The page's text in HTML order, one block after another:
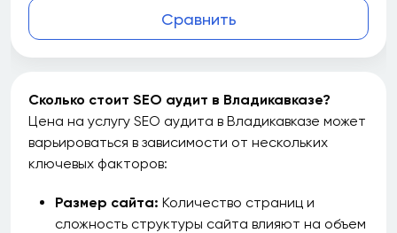
Сравнить
Сколько стоит SEO аудит в Владикавказе?
Цена на услугу SEO аудита в Владикавказе может
варьироваться в зависимости от нескольких
ключевых факторов:
Размер сайта: Количество страниц и
сложность структуры сайта влияют на объем